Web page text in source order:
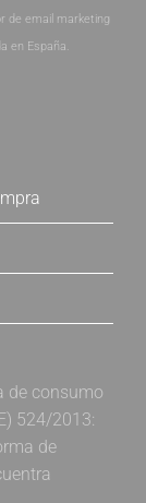
de email marketing
en España.
de consumo
524/2013:
de